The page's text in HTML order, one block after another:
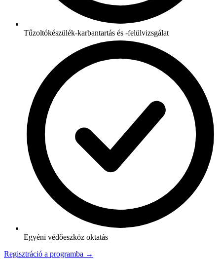
Tűzoltókészülék-karbantartás és -felülvizsgálat
Egyéni védőeszköz oktatás
Regisztráció a programba →